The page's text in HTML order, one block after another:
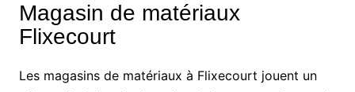
Magasin de matériaux
Flixecourt
Les magasins de matériaux à Flixecourt jouent un